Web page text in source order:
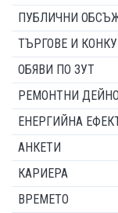
ПУБЛИЧНИ
ТЪРГОВЕ И
ОБЯВИ ПО ЗУТ
РЕМОНТНИ
ЕНЕРГИЙНА
АНКЕТИ
КАРИЕРА
ВРЕМЕТО